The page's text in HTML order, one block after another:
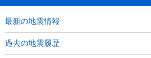
最新の地震情報
過去の地震履歴